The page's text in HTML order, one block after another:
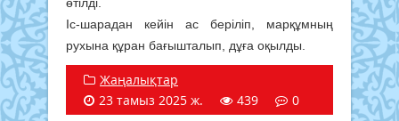
Іс-шарадан кейін ас беріліп, марқұмның
рухына құран бағышталып, дұға оқылды.
Жаңалықтар
23 тамыз 2025 ж.
439 0